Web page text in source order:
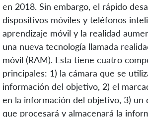
en 2018. Sin embargo, el rápido
dispositivos móviles y teléfonos
aprendizaje móvil y la realidad
una nueva tecnología llamada
móvil (RAM). Esta tiene cuatro
principales: 1) la cámara que se
información del objetivo, 2) el
en la información del objetivo, 3) un
que procesará y almacenará la